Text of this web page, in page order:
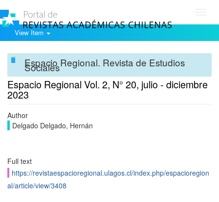
View Item
Espacio Regional. Revista de Estudios
Sociales
Espacio Regional Vol. 2, N° 20, julio - diciembre
2023
Author
Delgado Delgado, Hernán
Full text
https://revistaespacioregional.ulagos.cl/index.php/espacioregion
al/article/view/3408